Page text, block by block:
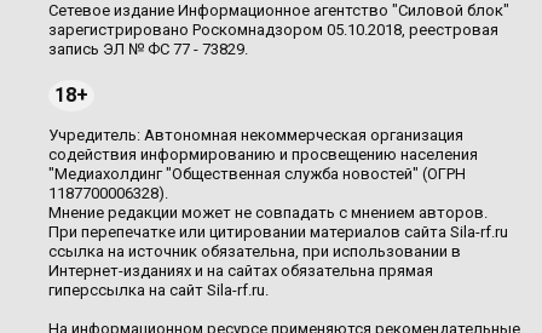
Сетевое издание Информационное агентство "Силовой блок"
зарегистрировано Роскомнадзором 05.10.2018, реестровая
запись ЭЛ № ФС 77 - 73829.
18+
Учредитель: Автономная некоммерческая организация
содействия информированию и просвещению населения
"Медиахолдинг "Общественная служба новостей" (ОГРН
1187700006328).
Мнение редакции может не совпадать с мнением авторов.
При перепечатке или цитировании материалов сайта Sila-rf.ru
ссылка на источник обязательна, при использовании в
Интернет-изданиях и на сайтах обязательна прямая
гиперссылка на сайт Sila-rf.ru.
На информационном ресурсе применяются рекомендательные